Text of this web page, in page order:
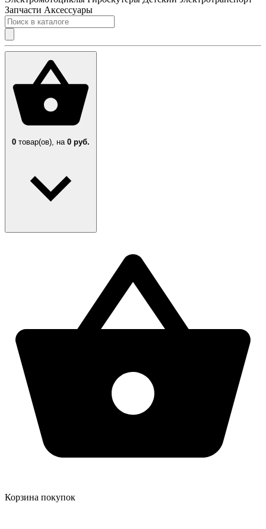
Запчасти Аксессуары
0 товар(ов), на 0 руб.
Корзина покупок